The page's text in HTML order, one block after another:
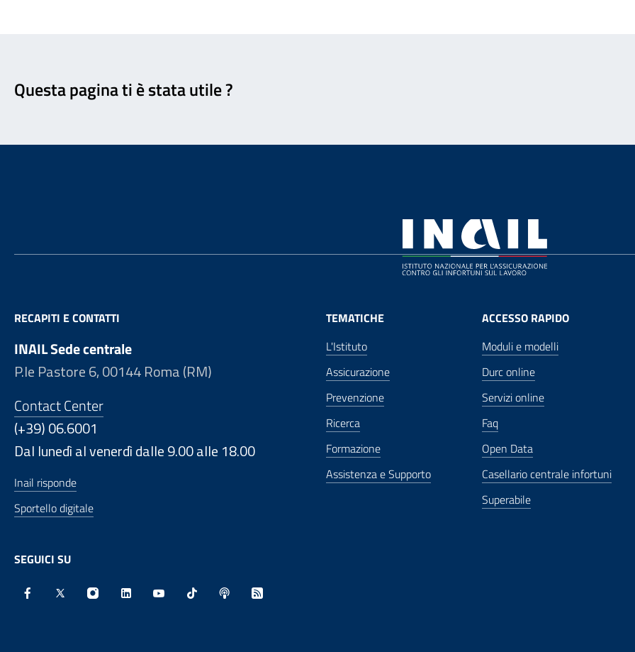
Questa pagina ti è stata utile ?
RECAPITI E CONTATTI
INAIL Sede centrale
P.le Pastore 6, 00144 Roma (RM)
Contact Center
(+39) 06.6001
Dal lunedì al venerdì dalle 9.00 alle 18.00
Inail risponde
Sportello digitale
SEGUICI SU
TEMATICHE
L'Istituto
Assicurazione
Prevenzione
Ricerca
Formazione
Assistenza e Supporto
ACCESSO RAPIDO
Moduli e modelli
Durc online
Servizi online
Faq
Open Data
Casellario centrale infortuni
Superabile